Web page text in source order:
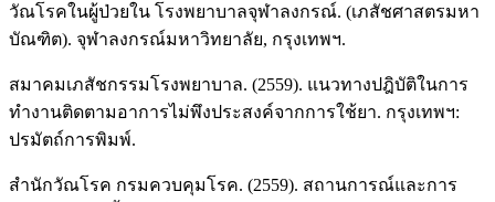
วัณโรคในผู้ป่วยใน โรงพยาบาลจุฬาลงกรณ์. (เภสัชศาสตรมหา
บัณฑิต). จุฬาลงกรณ์มหาวิทยาลัย, กรุงเทพฯ.
สมาคมเภสัชกรรมโรงพยาบาล. (2559). แนวทางปฎิบัติในการ
ทำงานติดตามอาการไม่พึงประสงค์จากการใช้ยา. กรุงเทพฯ:
ปรมัตถ์การพิมพ์.
สำนักวัณโรค กรมควบคุมโรค. (2559). สถานการณ์และการ